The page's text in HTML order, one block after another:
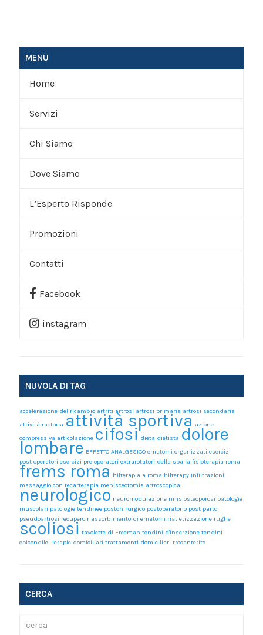
MENU
Home
Servizi
Trattamenti
Terapie
Ginnastica Posturale
Altri Servizi
Chi Siamo
Lo Studio
Dove Siamo
L’Esperto Risponde
Chiedi all’Esperto
Promozioni
Contatti
Prenota Una Consulenza
Link Utili
Facebook
instagram
NUVOLA DI TAG
accelerazione del ricambio artriti artrosi artrosi primaria artrosi secondaria
attività motoria attività sportiva azione
compressiva articolazione cifosi dieta dietista dolore
lombare EFFETTO ANALGESICO ematomi organizzati esercizi
post operatori esercizi pre operatori extrarotatori della spalla fisioterapia roma
frems roma hilterapia a roma hilterapy Infiltrazioni
massaggio con tecarterapia meniscectomia artroscopica
neurologico neuromodulazione nms osteoporosi patologie
muscolari patologie tendinee postchirurgico postoperatorio post parto
pseudoartrosi recupero riassorbimento di ematomi riatletizzazione rughe
scoliosi tavolette di Freeman tendini d'inserzione tendini
epicondilei Terapie domiciliari trattamenti domiciliari trocanterite
CERCA